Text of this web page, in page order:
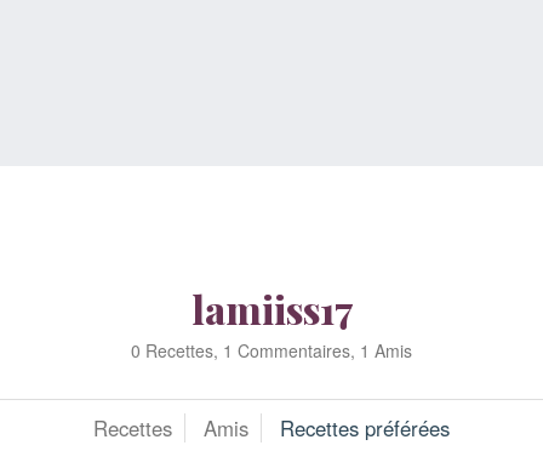
lamiiss17
0 Recettes, 1 Commentaires, 1 Amis
Recettes Amis Recettes préférées